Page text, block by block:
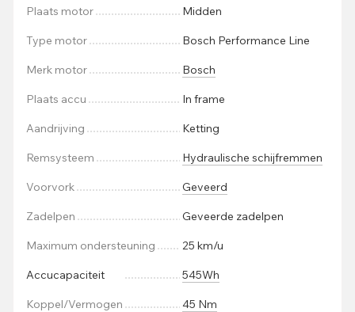
Plaats motor Midden
Type motor Bosch Performance Line
Merk motor Bosch
Plaats accu In frame
Aandrijving Ketting
Remsysteem Hydraulische schijfremmen
Voorvork Geveerd
Zadelpen Geveerde zadelpen
Maximum ondersteuning 25 km/u
Accucapaciteit 545Wh
Koppel/Vermogen 45 Nm